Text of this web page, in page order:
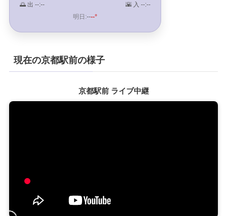
🌅 出 --:-- 🌇 入 --:--
明日:----°
現在の京都駅前の様子
京都駅前 ライブ中継